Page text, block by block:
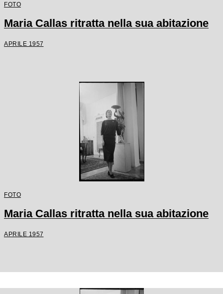
FOTO
Maria Callas ritratta nella sua abitazione
APRILE 1957
FOTO
Maria Callas ritratta nella sua abitazione
APRILE 1957